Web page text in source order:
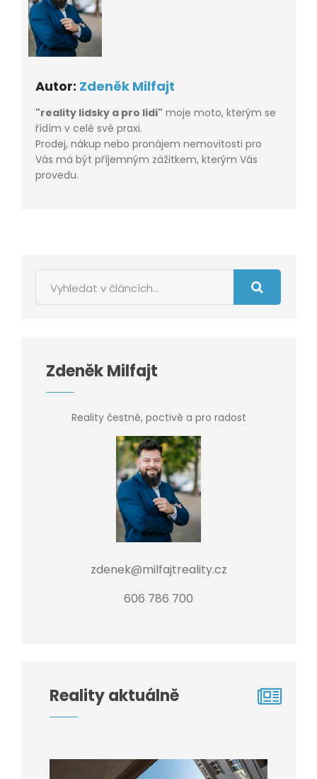
Autor: Zdeněk Milfajt
"reality lidsky a pro lidi" moje moto, kterým se
řídím v celé své praxi.
Prodej, nákup nebo pronájem nemovitosti pro
Vás má být příjemným zážitkem, kterým Vás
provedu.
Zdeněk Milfajt
Reality čestně, poctivě a pro radost
zdenek@milfajtreality.cz
606 786 700
Reality aktuálně